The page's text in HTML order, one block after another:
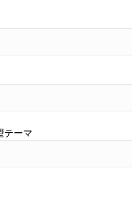
テーマ